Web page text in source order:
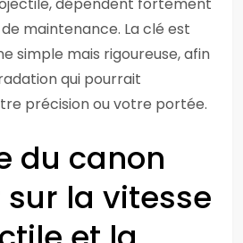
maintenance. La clé est
simple mais rigoureuse, afin
qui pourrait
précision ou votre portée.
du canon
la vitesse